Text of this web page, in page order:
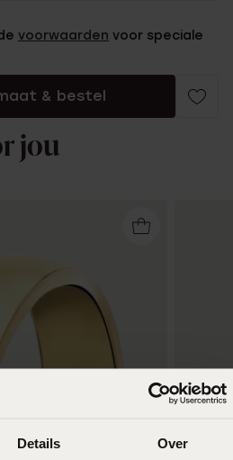
Details Over
voorwaarden voor speciale
& bestel
jou